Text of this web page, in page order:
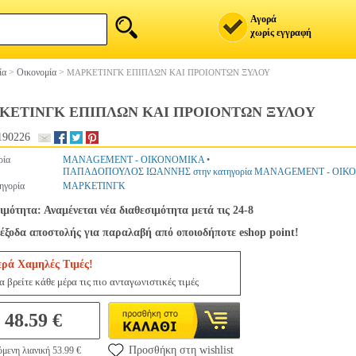
Αγορά
χωρίς εγγραφή
> Οικονομία > ΜΑΡΚΕΤΙΝΓΚ ΕΠΙΠΛΩΝ ΚΑΙ ΠΡΟΙΟΝΤΩΝ ΞΥΛΟΥ
ΕΠΙΠΛΩΝ ΚΑΙ ΠΡΟΙΟΝΤΩΝ ΞΥΛΟΥ
MANAGEMENT - ΟΙΚΟΝΟΜΙΚΑ•
ΠΑΠΑΔΟΠΟΥΛΟΣ ΙΩΑΝΝΗΣ στην κατηγορία MANAGEMENT -
ΜΑΡΚΕΤΙΝΓΚ
Αναμένεται νέα διαθεσιμότητα μετά τις 24-8
αποστολής για παραλαβή από οποιοδήποτε eshop point!
Χαμηλές Τιμές!
κάθε μέρα τις πιο ανταγωνιστικές τιμές
48.59 €
λιανική 53.99 € Προσθήκη στη wishlist